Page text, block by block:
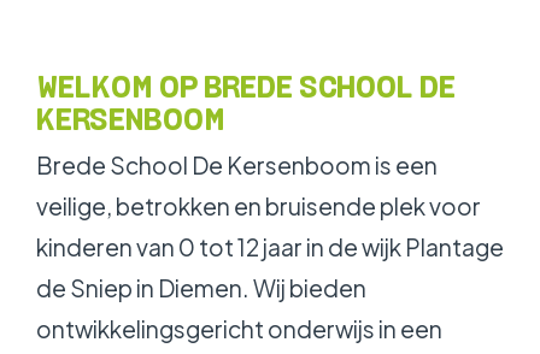
WELKOM OP BREDE SCHOOL DE
KERSENBOOM
Brede School De Kersenboom is een
veilige, betrokken en bruisende plek voor
kinderen van 0 tot 12 jaar in de wijk Plantage
de Sniep in Diemen. Wij bieden
ontwikkelingsgericht onderwijs in een